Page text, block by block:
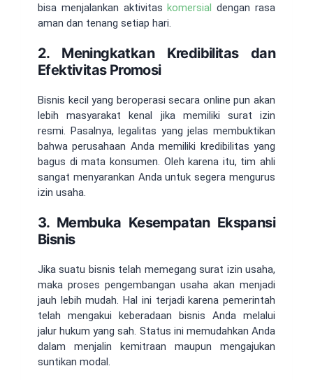
bisa menjalankan aktivitaskomersial dengan rasa
aman dan tenang setiap hari.
2. Meningkatkan Kredibilitas dan
Efektivitas Promosi
Bisnis kecil yang beroperasi secara online pun akan
lebih masyarakat kenal jika memiliki surat izin
resmi. Pasalnya, legalitas yang jelas membuktikan
bahwa perusahaan Anda memiliki kredibilitas yang
bagus di mata konsumen. Oleh karena itu, tim ahli
sangat menyarankan Anda untuk segera mengurus
izin usaha.
3. Membuka Kesempatan Ekspansi
Bisnis
Jika suatu bisnis telah memegang surat izin usaha,
maka proses pengembangan usaha akan menjadi
jauh lebih mudah. Hal ini terjadi karena pemerintah
telah mengakui keberadaan bisnis Anda melalui
jalur hukum yang sah. Status ini memudahkan Anda
dalam menjalin kemitraan maupun mengajukan
suntikan modal.